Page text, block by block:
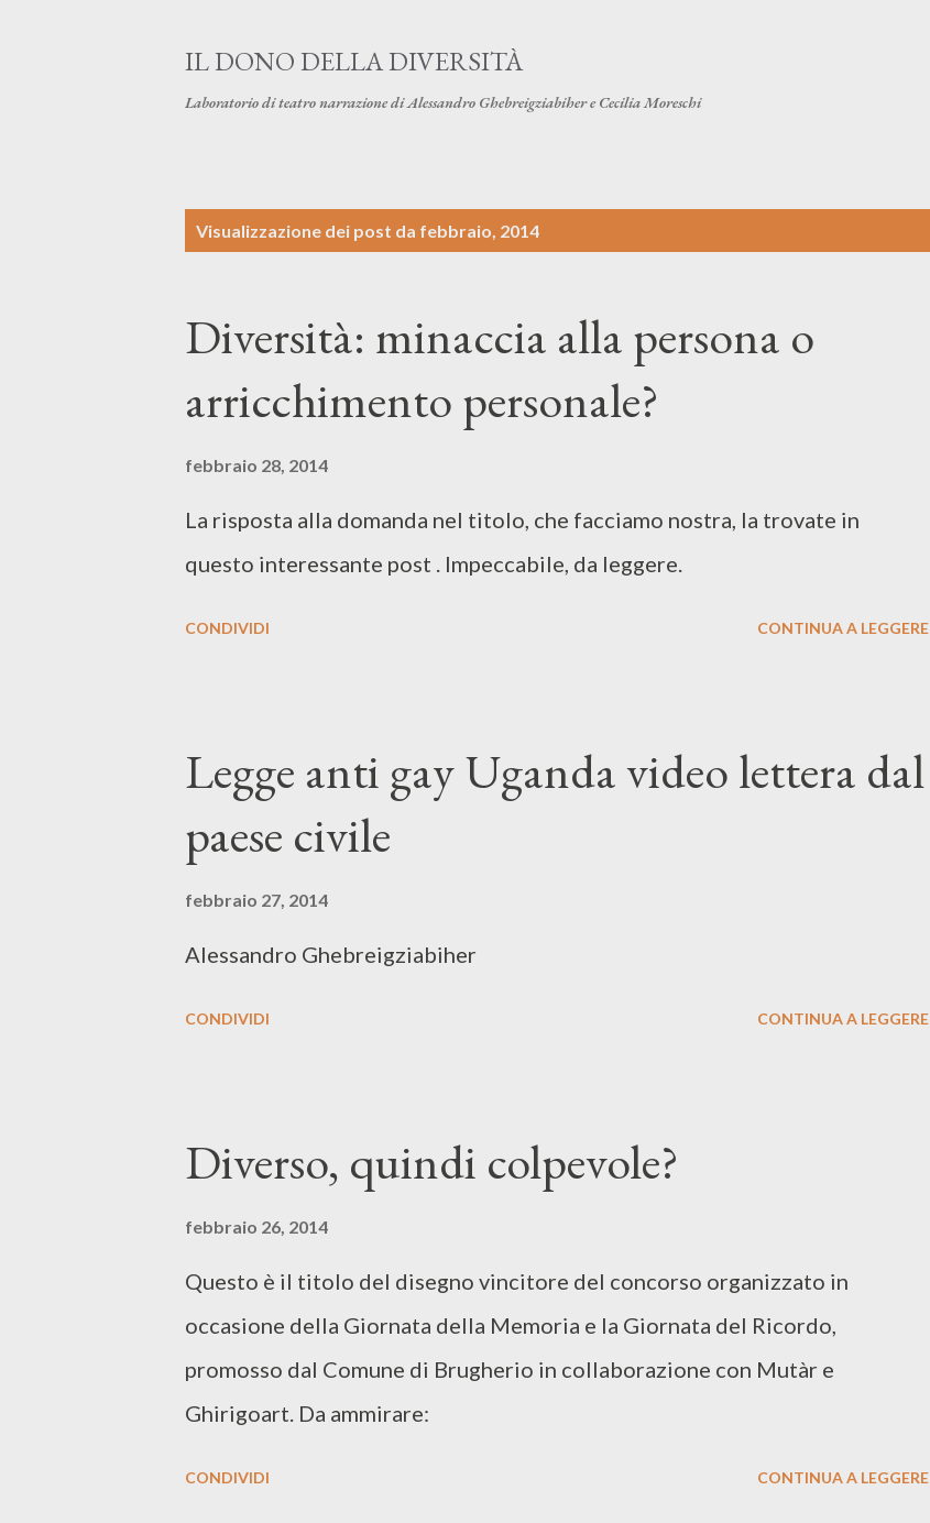
IL DONO DELLA DIVERSITÀ
Laboratorio di teatro narrazione di Alessandro Ghebreigziabiher e Cecilia Moreschi
Visualizzazione dei post da febbraio, 2014
Diversità: minaccia alla persona o
arricchimento personale?
febbraio 28, 2014
La risposta alla domanda nel titolo, che facciamo nostra, la trovate in
questo interessante post . Impeccabile, da leggere.
CONDIVIDI CONTINUA A LEGGERE
Legge anti gay Uganda video lettera dal
paese civile
febbraio 27, 2014
Alessandro Ghebreigziabiher
CONDIVIDI CONTINUA A LEGGERE
Diverso, quindi colpevole?
febbraio 26, 2014
Questo è il titolo del disegno vincitore del concorso organizzato in
occasione della Giornata della Memoria e la Giornata del Ricordo,
promosso dal Comune di Brugherio in collaborazione con Mutàr e
Ghirigoart. Da ammirare:
CONDIVIDI CONTINUA A LEGGERE